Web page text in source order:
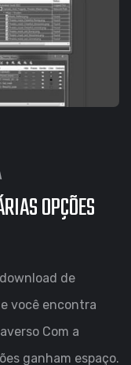
OPÇÕES
de
você encontra
Com a
ganham espaço.